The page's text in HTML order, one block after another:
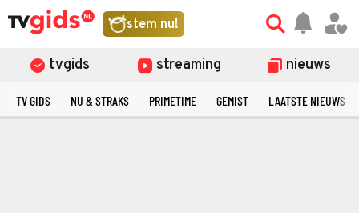
stem nu!
tvgids streaming nieuws
TV GIDS NU & STRAKS PRIMETIME GEMIST LAATSTE NIEUWS